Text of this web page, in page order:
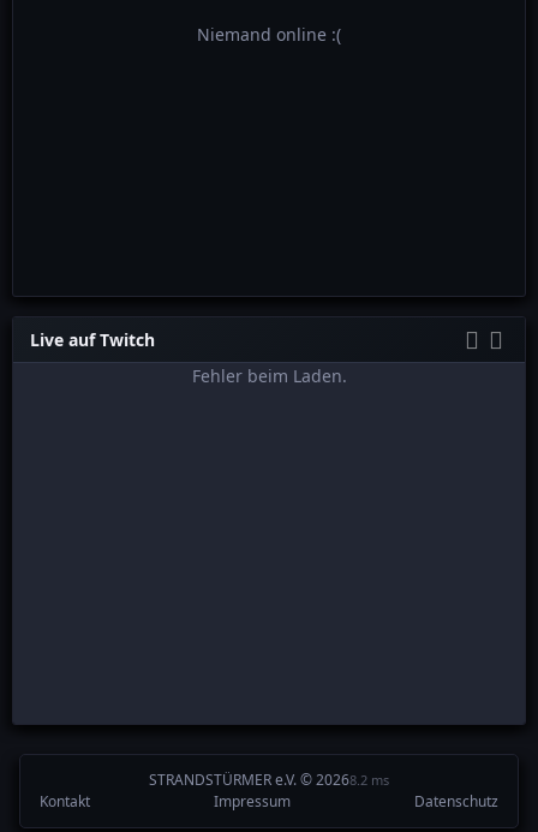
Niemand online :(
Live auf Twitch
Fehler beim Laden.
STRANDSTÜRMER e.V. © 20268.2 ms
Kontakt Impressum Datenschutz